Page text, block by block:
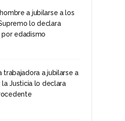
a jubilarse a los
lo declara
edadismo
trabajadora a jubilarse a
la Justicia lo declara